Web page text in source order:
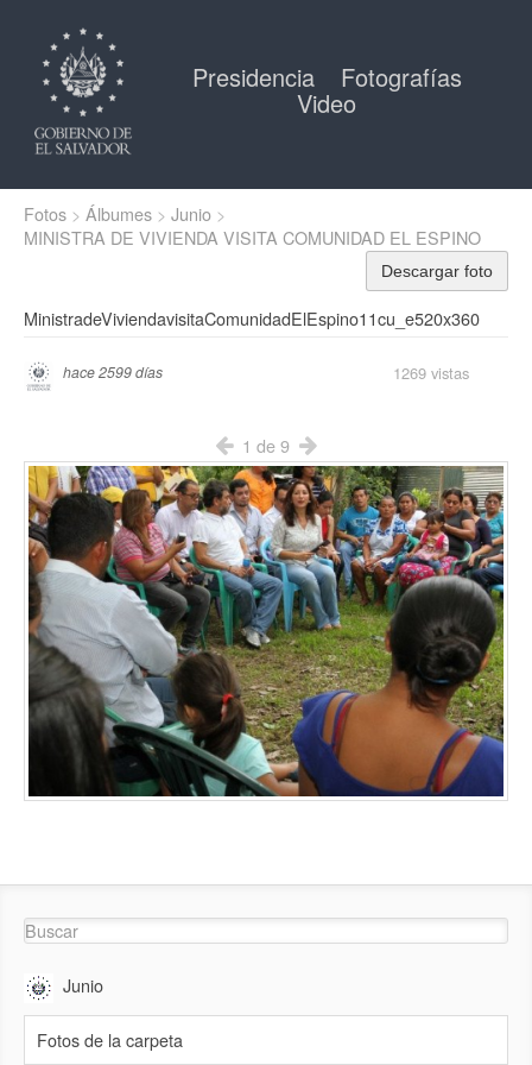
Presidencia Fotografías
Video
Fotos Álbumes
Junio
MINISTRA DE VIVIENDA VISITA COMUNIDAD EL ESPINO
Descargar foto
MinistradeViviendavisitaComunidadElEspino11cu_e520x360
1269 vistas
hace 2599 días
1 de 9
Junio
Fotos de la carpeta